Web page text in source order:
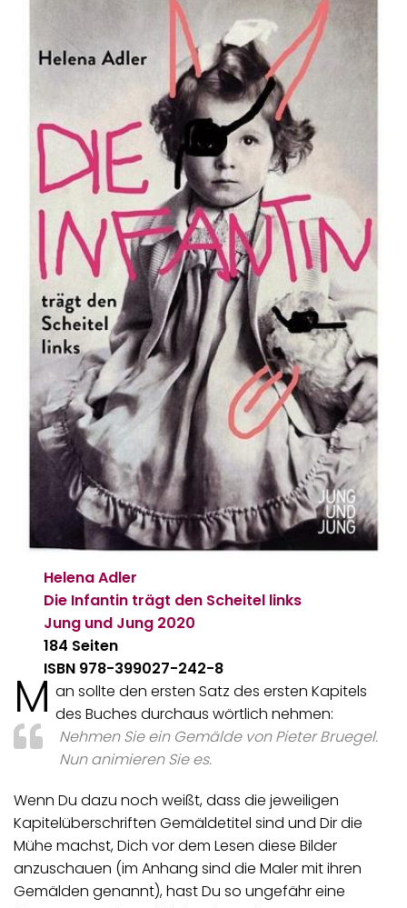
Helena Adler
Die Infantin trägt den Scheitel links
Jung und Jung 2020
184 Seiten
ISBN 978-399027-242-8
M an sollte den ersten Satz des ersten Kapitels
des Buches durchaus wörtlich nehmen:
Nehmen Sie ein Gemälde von Pieter Bruegel.
Nun animieren Sie es.
Wenn Du dazu noch weißt, dass die jeweiligen
Kapitelüberschriften Gemäldetitel sind und Dir die
Mühe machst, Dich vor dem Lesen diese Bilder
anzuschauen (im Anhang sind die Maler mit ihren
Gemälden genannt), hast Du so ungefähr eine